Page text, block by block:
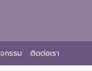
กรรม ติดต่อเรา